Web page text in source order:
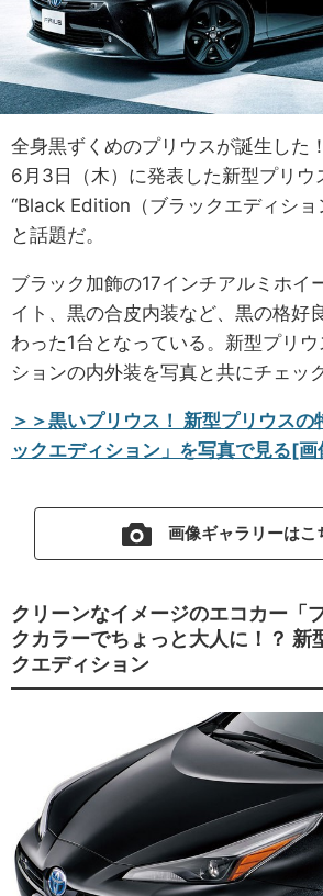
全身黒ずくめのプリウスが誕生した
6月3日（木）に発表した新型プリウ
“Black Edition（ブラックエディショ
と話題だ。
ブラック加飾の17インチアルミホイ
イト、黒の合皮内装など、黒の格好
わった1台となっている。新型プリ
ションの内外装を写真と共にチェッ
＞＞黒いプリウス！ 新型プリウスの
ックエディション」を写真で見る[画
画像ギャラリーはこ
クリーンなイメージのエコカー「
クカラーでちょっと大人に！？ 新
クエディション